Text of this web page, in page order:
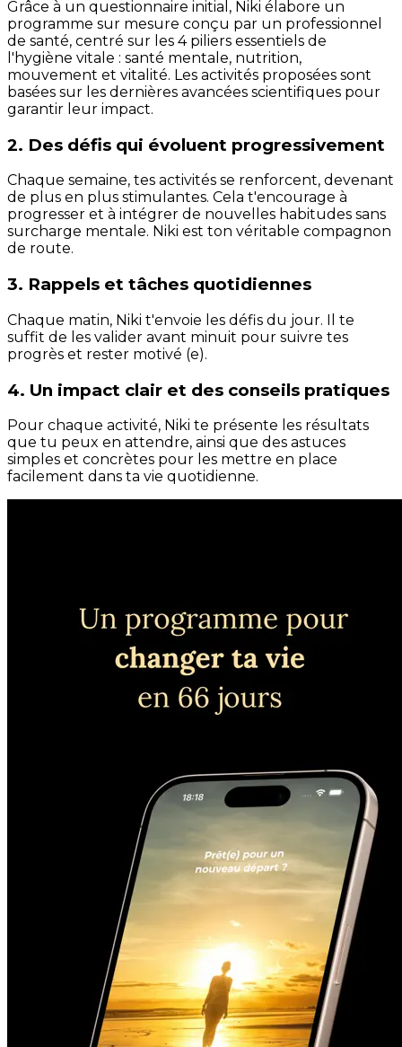
Grâce à un questionnaire initial, Niki élabore un
programme sur mesure conçu par un professionnel
de santé, centré sur les 4 piliers essentiels de
l'hygiène vitale : santé mentale, nutrition,
mouvement et vitalité. Les activités proposées sont
basées sur les dernières avancées scientifiques pour
garantir leur impact.
2. Des défis qui évoluent progressivement
Chaque semaine, tes activités se renforcent, devenant
de plus en plus stimulantes. Cela t'encourage à
progresser et à intégrer de nouvelles habitudes sans
surcharge mentale. Niki est ton véritable compagnon
de route.
3. Rappels et tâches quotidiennes
Chaque matin, Niki t'envoie les défis du jour. Il te
suffit de les valider avant minuit pour suivre tes
progrès et rester motivé (e).
4. Un impact clair et des conseils pratiques
Pour chaque activité, Niki te présente les résultats
que tu peux en attendre, ainsi que des astuces
simples et concrètes pour les mettre en place
facilement dans ta vie quotidienne.